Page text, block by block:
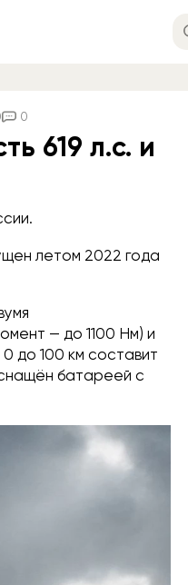
0
619 л.c. и
летом 2022 года
— до 1100 Нм) и
до 100 км составит
батареей с